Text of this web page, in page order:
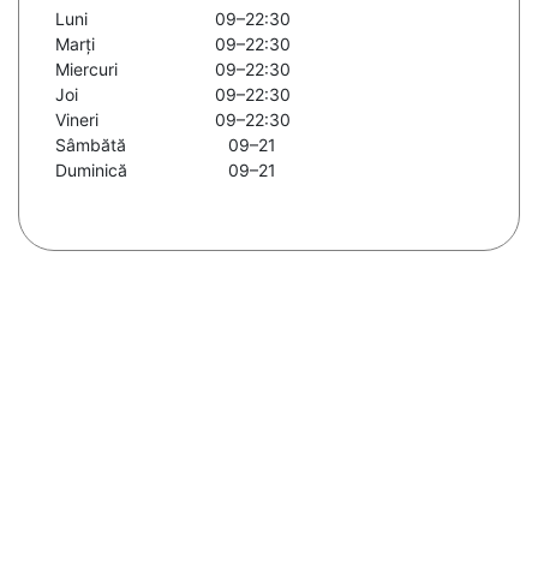
Luni
09–22:30
Marți
09–22:30
Miercuri
09–22:30
Joi
09–22:30
Vineri
09–22:30
Sâmbătă
09–21
Duminică
09–21